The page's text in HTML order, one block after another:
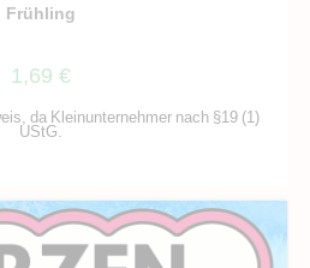
Frühling
1,69 €
da Kleinunternehmer nach §19 (1)
UStG.